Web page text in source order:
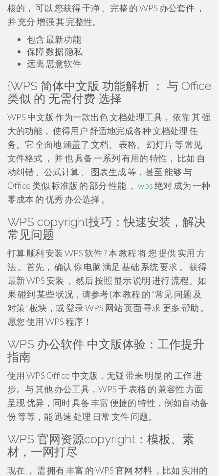
核的， 可以 您获得 干净 、完整 的 WPS 办公套件 ，
并 充分 增强 其 完整性。
包含 最新功能
保障 数据 隐私
远离 恶意软件
{WPS 简体中文版 功能解析 ： 与 Office
类似 的 无需付费 选择
WPS 中文版 作为一款出色 文档处理工具， 依靠 其 强
大的功能， 使得用户 舒适地完成各种 文档处理 任
务。它 全面地 涵盖了 文档、 表格、 幻灯片 等 常见
文件格式 ， 并 也 具备 一系列 有用的 特性， 比如 自
动纠错 、公式计算 、 图表生成 等，甚至 能够 与
Office 类似 标准版 的 部分 性能 ， wps绝对 成为 一种
零成本 的 优秀 办公选择 。
WPS copyright技巧：快速安装，解决
常见问题
打算 顺利 安装 WPS 软件 ? 本 教程 将 您 提供 实用 方
法 。首先， 确认 你 电脑 满足 基础 系统 要求 。 获得
最新 WPS 安装 ， 然后 按照 显示 说明 进行 流程。如
果 碰到 某些 状况，请参考 {本 教程 的 “常见 问题 及
对策” 板块，或 登录 WPS 网站 页面 寻求 更多 帮助 。
愿您 使用 WPS 程序！
WPS 办公软件 中文版体验：工作提升
指南
使用 WPS Office 中文版，无疑 带来 明显 的 工作 进
步。与 其他 办公工具，WPS 于 表格 的 兼容性 方面
呈现 优异，同时 具备 丰富 便捷的 特性，例如自动备
份 等等，能 迅速 处理 日常 文件 问题。
WPS 官网资源copyright：模板、素
材，一网打尽
现在 ， 需 拥有 丰富 的 WPS 官网 材料 ，比如 实用的